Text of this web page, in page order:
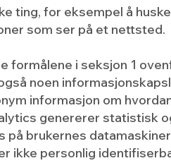
ting, for eksempel å huske
som ser på et nettsted.
formålene i seksjon 1
noen
informasjon om
genererer statistisk
på brukernes
ikke personlig